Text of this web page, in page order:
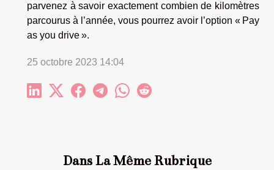
Dans La Même Rubrique
parvenez à savoir exactement combien de kilomètres
parcourus à l’année, vous pourrez avoir l’option « Pay
as you drive ».
25 octobre 2023 14:04